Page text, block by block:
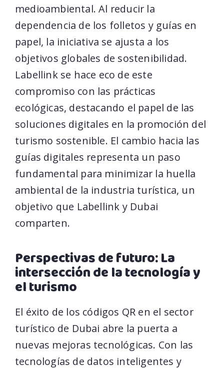
medioambiental. Al reducir la
dependencia de los folletos y guías en
papel, la iniciativa se ajusta a los
objetivos globales de sostenibilidad.
Labellink se hace eco de este
compromiso con las prácticas
ecológicas, destacando el papel de las
soluciones digitales en la promoción del
turismo sostenible. El cambio hacia las
guías digitales representa un paso
fundamental para minimizar la huella
ambiental de la industria turística, un
objetivo que Labellink y Dubai
comparten.
Perspectivas de futuro: La
intersección de la tecnología y
el turismo
El éxito de los códigos QR en el sector
turístico de Dubai abre la puerta a
nuevas mejoras tecnológicas. Con las
tecnologías de datos inteligentes y